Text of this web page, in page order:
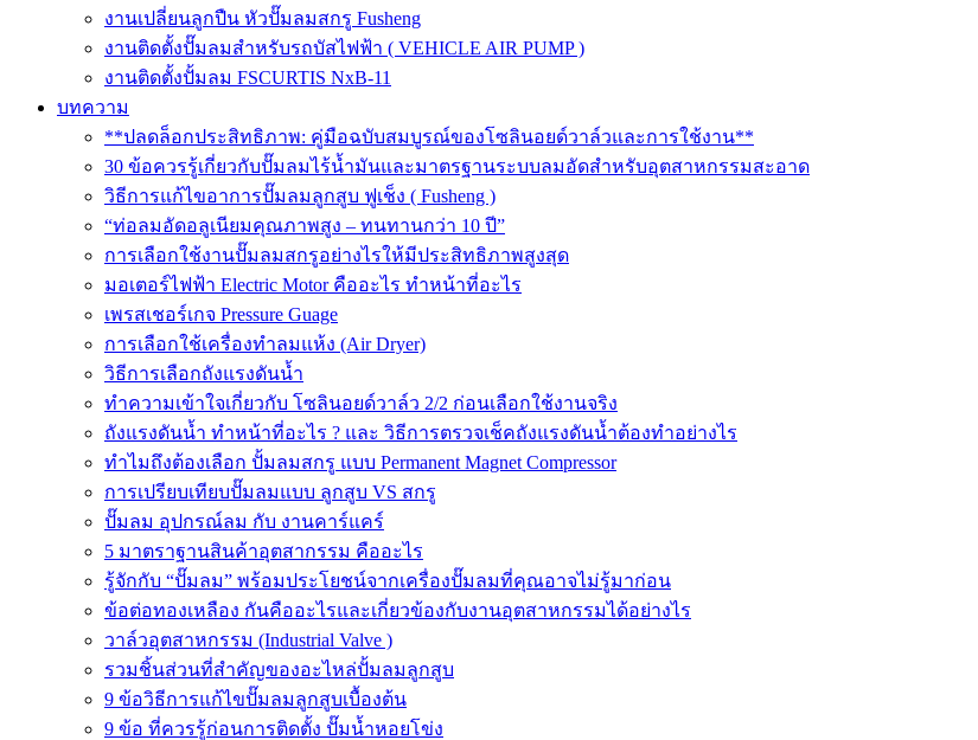
งานเปลี่ยนลูกปืน หัวปั๊มลมสกรู Fusheng
งานติดตั้งปั๊มลมสำหรับรถบัสไฟฟ้า ( VEHICLE AIR PUMP )
งานติดตั้งปั้มลม FSCURTIS NxB-11
บทความ
**ปลดล็อกประสิทธิภาพ: คู่มือฉบับสมบูรณ์ของโซลินอยด์วาล์วและการใช้งาน**
30 ข้อควรรู้เกี่ยวกับปั๊มลมไร้น้ำมันและมาตรฐานระบบลมอัดสำหรับอุตสาหกรรมสะอาด
วิธีการแก้ไขอาการปั๊มลมลูกสูบ ฟูเช็ง ( Fusheng )
“ท่อลมอัดอลูเนียมคุณภาพสูง – ทนทานกว่า 10 ปี”
การเลือกใช้งานปั๊มลมสกรูอย่างไรให้มีประสิทธิภาพสูงสุด
มอเตอร์ไฟฟ้า Electric Motor คืออะไร ทำหน้าที่อะไร
เพรสเชอร์เกจ Pressure Guage
การเลือกใช้เครื่องทำลมแห้ง (Air Dryer)
วิธีการเลือกถังแรงดันน้ำ
ทำความเข้าใจเกี่ยวกับ โซลินอยด์วาล์ว 2/2 ก่อนเลือกใช้งานจริง
ถังแรงดันน้ำ ทำหน้าที่อะไร ? และ วิธีการตรวจเช็คถังแรงดันน้ำต้องทำอย่างไร
ทำไมถึงต้องเลือก ปั้มลมสกรู แบบ Permanent Magnet Compressor
การเปรียบเทียบปั๊มลมแบบ ลูกสูบ VS สกรู
ปั๊มลม อุปกรณ์ลม กับ งานคาร์แคร์
5 มาตราฐานสินค้าอุตสากรรม คืออะไร
รู้จักกับ “ปั๊มลม” พร้อมประโยชน์จากเครื่องปั๊มลมที่คุณอาจไม่รู้มาก่อน
ข้อต่อทองเหลือง กันคืออะไรและเกี่ยวข้องกับงานอุตสาหกรรมได้อย่างไร
วาล์วอุตสาหกรรม (Industrial Valve )
รวมชิ้นส่วนที่สำคัญของอะไหล่ปั้มลมลูกสูบ
9 ข้อวิธีการแก้ไขปั๊มลมลูกสูบเบื้องต้น
9 ข้อ ที่ควรรู้ก่อนการติดตั้ง ปั๊มน้ำหอยโข่ง